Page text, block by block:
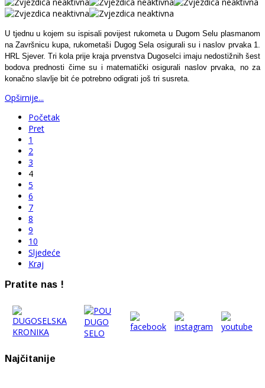
U tjednu u kojem su ispisali povijest rukometa u Dugom Selu plasmanom
na Završnicu kupa, rukometaši Dugog Sela osigurali su i naslov prvaka 1.
HRL Sjever. Tri kola prije kraja prvenstva Dugoselci imaju nedostižnih šest
bodova prednosti čime su i matematički osigurali naslov prvaka, no za
konačno slavlje bit će potrebno odigrati još tri susreta.
Opširnije...
Početak
Pret
1
2
3
4
5
6
7
8
9
10
Sljedeće
Kraj
Pratite nas !
Najčitanije